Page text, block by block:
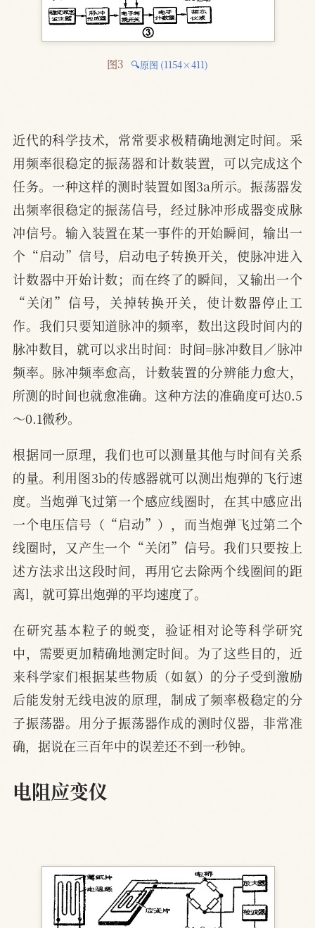
图3 🔍原图 (1154×411)
近代的科学技术，常常要求极精确地测定时间。采
用频率很稳定的振荡器和计数装置，可以完成这个
任务。一种这样的测时装置如图3a所示。振荡器发
出频率很稳定的振荡信号，经过脉冲形成器变成脉
冲信号。输入装置在某一事件的开始瞬间，输出一
个“启动”信号，启动电子转换开关，使脉冲进入
计数器中开始计数；而在终了的瞬间，又输出一个
“关闭”信号，关掉转换开关，使计数器停止工
作。我们只要知道脉冲的频率，数出这段时间内的
脉冲数目，就可以求出时间：时间=脉冲数目／脉冲
频率。脉冲频率愈高，计数装置的分辨能力愈大，
所测的时间也就愈准确。这种方法的准确度可达0.5
～0.1微秒。
根据同一原理，我们也可以测量其他与时间有关系
的量。利用图3b的传感器就可以测出炮弹的飞行速
度。当炮弹飞过第一个感应线圈时，在其中感应出
一个电压信号（“启动”），而当炮弹飞过第二个
线圈时，又产生一个“关闭”信号。我们只要按上
述方法求出这段时间，再用它去除两个线圈间的距
离l，就可算出炮弹的平均速度了。
在研究基本粒子的蜕变，验证相对论等科学研究
中，需要更加精确地测定时间。为了这些目的，近
来科学家们根据某些物质（如氨）的分子受到激励
后能发射无线电波的原理，制成了频率极稳定的分
子振荡器。用分子振荡器作成的测时仪器，非常准
确，据说在三百年中的误差还不到一秒钟。
电阻应变仪